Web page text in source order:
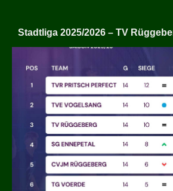
Stadtliga 2025/2026 – TV